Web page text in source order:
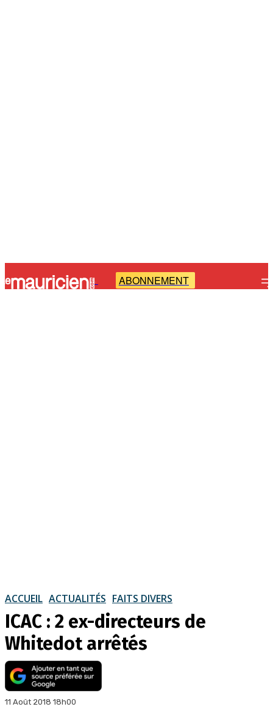
- ABONNEMENT
ACCUEIL ACTUALITÉS FAITS DIVERS
ICAC : 2 ex-directeurs de
Whitedot arrêtés
11 Août 2018 18h00